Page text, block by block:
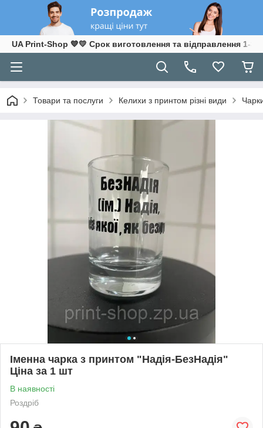
UA Print-Shop ​💙💛 Срок виготовлення та відправлення 1-3
Товари та послуги Келихи з принтом різні види
Іменна чарка з принтом "Надія-БезНадія"
Ціна за 1 шт
В наявності
Роздріб